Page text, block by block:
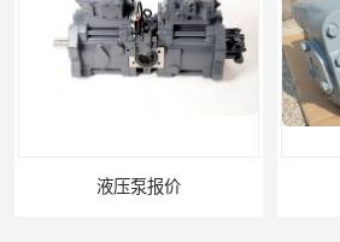
液压泵报价